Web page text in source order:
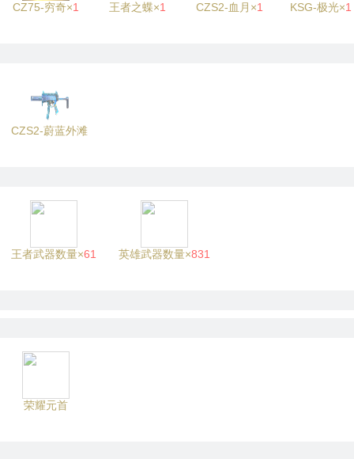
CZ75-穷奇×1 王者之蝶×1 CZS2-血月×1 KSG-极光×1
CZS2-蔚蓝外滩
王者武器数量×61 英雄武器数量×831
荣耀元首